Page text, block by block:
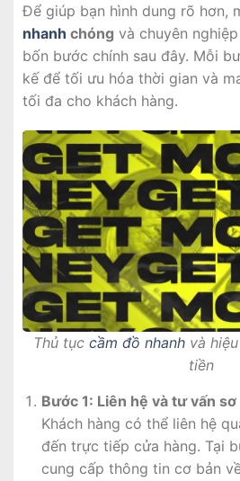
Để giúp bạn hình dung rõ hơn,
nhanh chóng và chuyên
bốn bước chính sau đây. Mỗi
kế để tối ưu hóa thời gian và
tối đa cho khách hàng.
Thủ tục cầm đồ nhanh và
tiền
Bước 1: Liên hệ và tư vấn sơ
Khách hàng có thể liên hệ
đến trực tiếp cửa hàng. Tại
cung cấp thông tin cơ bản